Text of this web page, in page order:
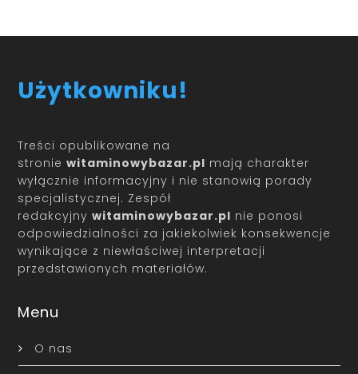
Użytkowniku!
Treści opublikowane na
stroniewitaminowybazar.pl mają charakter
wyłącznie informacyjny i nie stanowią porady
specjalistycznej. Zespół
redakcyjnywitaminowybazar.pl nie ponosi
odpowiedzialności za jakiekolwiek konsekwencje
wynikające z niewłaściwej interpretacji
przedstawionych materiałów.
Menu
O nas